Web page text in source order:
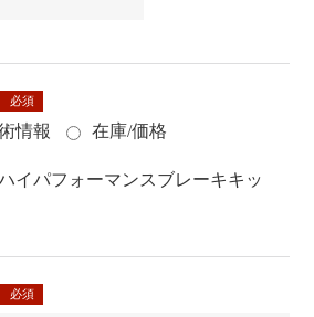
必須
情報
在庫/価格
イパフォーマンスブレーキキッ
必須